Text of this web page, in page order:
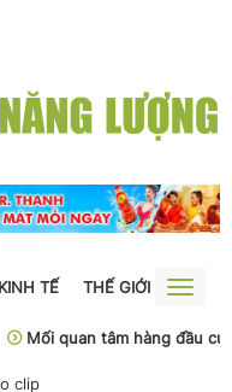
KINH TẾ THẾ GIỚI
Toggle
Mối quan tâm hàng đầu
clip